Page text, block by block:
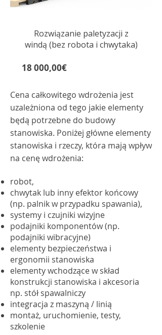
Rozwiązanie paletyzacji z
windą (bez robota i chwytaka)
18 000,00€Cena
Cena całkowitego wdrożenia jest
uzależniona od tego jakie elementy
będą potrzebne do budowy
stanowiska. Poniżej główne elementy
stanowiska i rzeczy, która mają wpływ
na cenę wdrożenia:
robot,
chwytak lub inny efektor końcowy
(np. palnik w przypadku spawania),
systemy i czujniki wizyjne
podajniki komponentów (np.
podajniki wibracyjne)
elementy bezpieczeństwa i
ergonomii stanowiska
elementy wchodzące w skład
konstrukcji stanowiska i akcesoria
np. stół spawalniczy
integracja z maszyną / linią
montaż, uruchomienie, testy,
szkolenie